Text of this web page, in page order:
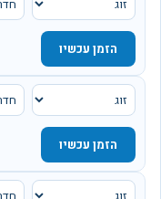
הזמן עכשיו
הזמן עכשיו